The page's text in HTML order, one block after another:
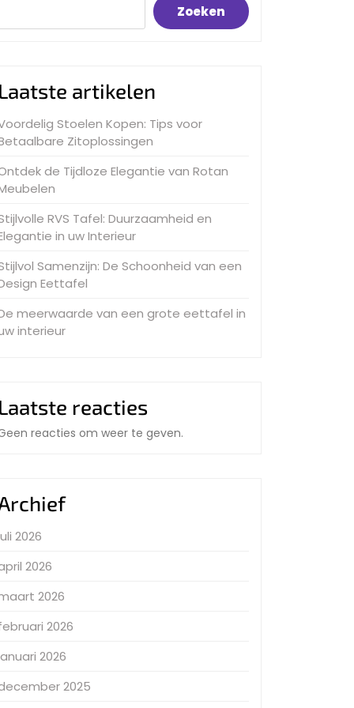
Zoeken
artikelen
Stoelen Kopen: Tips voor
Zitoplossingen
de Tijdloze Elegantie van Rotan
RVS Tafel: Duurzaamheid en
in uw Interieur
Samenzijn: De Schoonheid van een
Eettafel
meerwaarde van een grote eettafel in
interieur
reacties
reacties om weer te geven.
2026
2026
2026
2026
2026
2025